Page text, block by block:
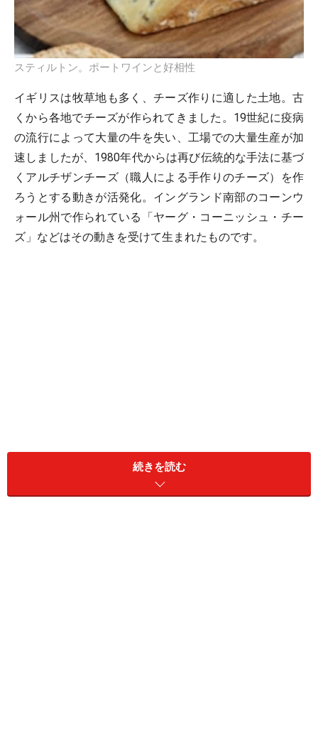
スティルトン。ポートワインと好相性
イギリスは牧草地も多く、チーズ作りに適した土地。古
くから各地でチーズが作られてきました。19世紀に疫病
の流行によって大量の牛を失い、工場での大量生産が加
速しましたが、1980年代からは再び伝統的な手法に基づ
くアルチザンチーズ（職人による手作りのチーズ）を作
ろうとする動きが活発化。イングランド南部のコーンウ
ォール州で作られている「ヤーグ・コーニッシュ・チー
ズ」などはその動きを受けて生まれたものです。
イギリスを代表するチーズは、ハードタイプの「チェダ
続きを読む